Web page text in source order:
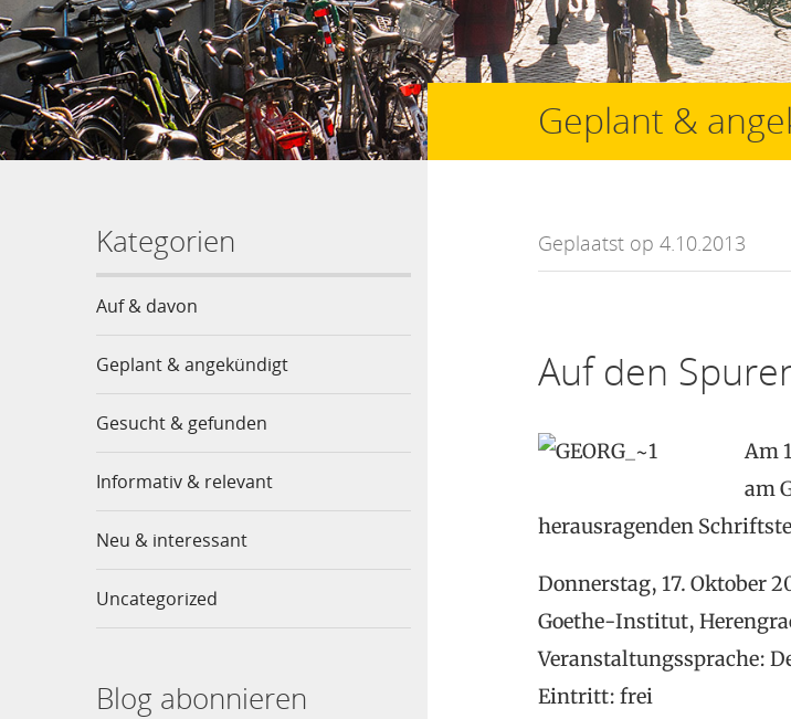
Kategorien
Auf & davon
Geplant & angekündigt
Gesucht & gefunden
Informativ & relevant
Neu & interessant
Uncategorized
Blog abonnieren
Geplant &
Geplaatst op 4.10.2013
Auf den
Am
am
herausragenden
Donnerstag, 17. Oktober
Goethe-Institut,
Veranstaltungssprache:
Eintritt: frei